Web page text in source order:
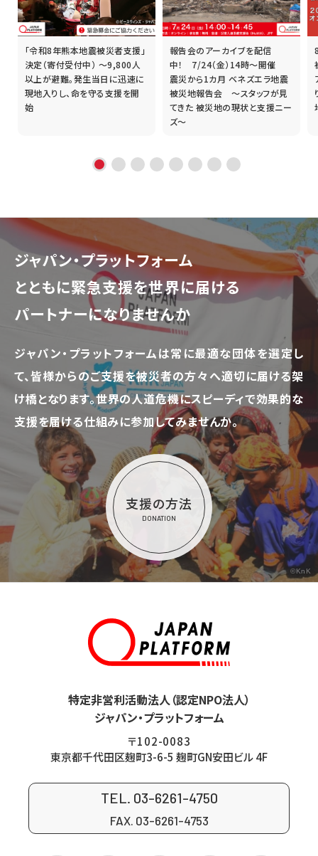
「令和8年熊本地震被災者支援」
決定（寄付受付中） ～9,800人
以上が避難。発生当日に迅速に
現地入りし、命を守る支援を開
始
報告会のアーカイブを配信
中！ 7/24（金）14時～開催
震災から1カ月 ベネズエラ地震
被災地報告会 ～スタッフが見
てきた 被災地の現状と支援ニー
ズ～
ジャパン・プラットフォーム
とともに緊急支援を世界に届ける
パートナーになりませんか
ジャパン・プラットフォームは常に最適な団体を選定し
て、皆様からのご支援を被災者の方々へ適切に届ける架
け橋となります。世界の人道危機にスピーディで効果的な
支援を届ける仕組みに参加してみませんか。
支援の方法
DONATION
©KnK
特定非営利活動法人（認定NPO法人）
ジャパン・プラットフォーム
〒102-0083
東京都千代田区麹町3-6-5 麹町GN安田ビル 4F
TEL. 03-6261-4750
FAX. 03-6261-4753